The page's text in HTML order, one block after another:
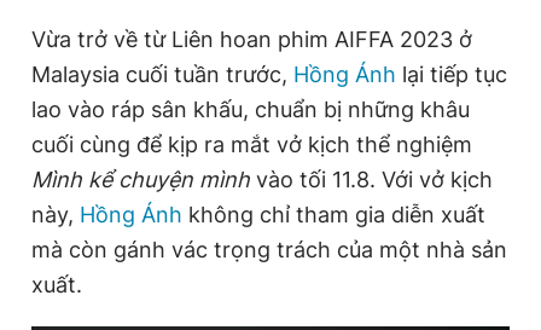
Đọc Thanh Niên trên điện thoại
Vừa trở về từ Liên hoan phim AIFFA 2023 ở
Malaysia cuối tuần trước, Hồng Ánh lại tiếp tục
lao vào ráp sân khấu, chuẩn bị những khâu
cuối cùng để kịp ra mắt vở kịch thể nghiệm
Mình kể chuyện mình vào tối 11.8. Với vở kịch
này, Hồng Ánh không chỉ tham gia diễn xuất
mà còn gánh vác trọng trách của một nhà sản
xuất.